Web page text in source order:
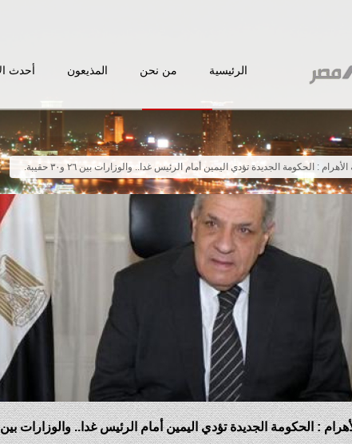
الرئيسية من نحن المذيعون أحدث
الأهرام : الحكومة الجديدة تؤدي اليمين أمام الرئيس غدا.. والوزارات بين ٢٦ و٣٠ حقيبة.
: الحكومة الجديدة تؤدي اليمين أمام الرئيس غدا.. والوزارات بين ٢٦ و٣٠